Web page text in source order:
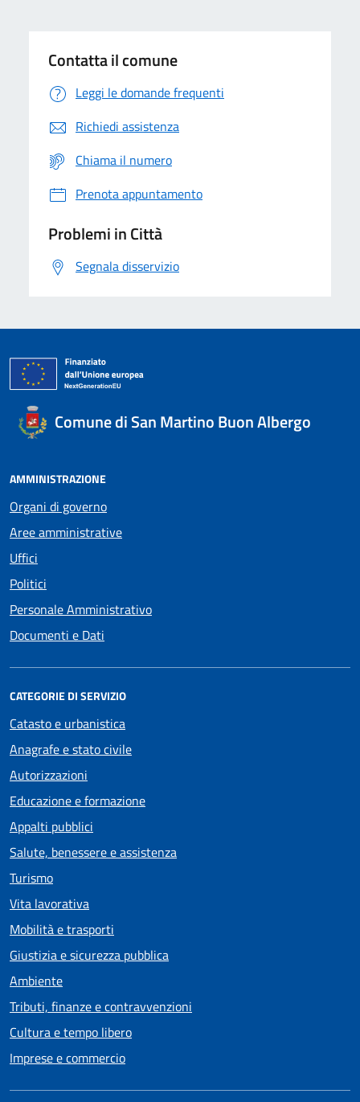
Contatta il comune
Leggi le domande frequenti
Richiedi assistenza
Chiama il numero
Prenota appuntamento
Problemi in Città
Segnala disservizio
Comune di San Martino Buon Albergo
AMMINISTRAZIONE
Organi di governo
Aree amministrative
Uffici
Politici
Personale Amministrativo
Documenti e Dati
CATEGORIE DI SERVIZIO
Catasto e urbanistica
Anagrafe e stato civile
Autorizzazioni
Educazione e formazione
Appalti pubblici
Salute, benessere e assistenza
Turismo
Vita lavorativa
Mobilità e trasporti
Giustizia e sicurezza pubblica
Ambiente
Tributi, finanze e contravvenzioni
Cultura e tempo libero
Imprese e commercio